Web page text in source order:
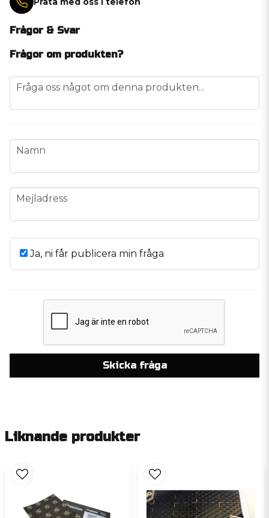
Frågor & Svar
Frågor om produkten?
question
Fråga oss något om denna produkten...
name
Namn
email
Mejladress
Ja, ni får publicera min fråga
Skicka fråga
Liknande produkter